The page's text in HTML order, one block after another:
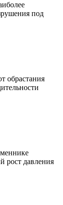
под
обрастания
рост давления